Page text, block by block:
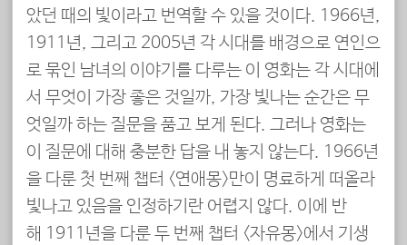
았던 때의 빛이라고 번역할 수 있을 것이다. 1966년,
1911년, 그리고 2005년 각 시대를 배경으로 연인으
로 묶인 남녀의 이야기를 다루는 이 영화는 각 시대에
서 무엇이 가장 좋은 것일까, 가장 빛나는 순간은 무
엇일까 하는 질문을 품고 보게 된다. 그러나 영화는
이 질문에 대해 충분한 답을 내 놓지 않는다. 1966년
을 다룬 첫 번째 챕터 <연애몽>만이 명료하게 떠올라
빛나고 있음을 인정하기란 어렵지 않다. 이에 반
해 1911년을 다룬 두 번째 챕터 <자유몽>에서 기생